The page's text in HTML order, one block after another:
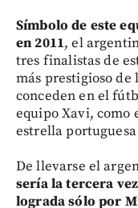
Símbolo de este
en 2011, el
tres finalistas de
más prestigioso de
conceden en el
equipo Xavi, como
estrella
De llevarse el
sería la tercera
lograda sólo por